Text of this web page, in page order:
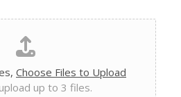
Choose Files to Upload
up to 3 files.